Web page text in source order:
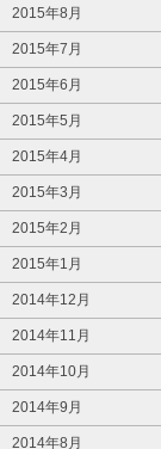
2015年8月
2015年7月
2015年6月
2015年5月
2015年4月
2015年3月
2015年2月
2015年1月
2014年12月
2014年11月
2014年10月
2014年9月
2014年8月